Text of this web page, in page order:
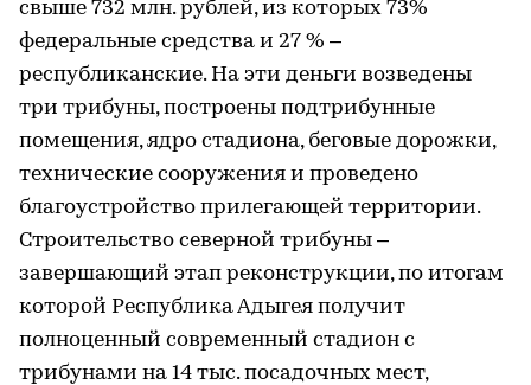
свыше 732 млн. рублей, из которых 73%
федеральные средства и 27 % –
республиканские. На эти деньги возведены
три трибуны, построены подтрибунные
помещения, ядро стадиона, беговые дорожки,
технические сооружения и проведено
благоустройство прилегающей территории.
Строительство северной трибуны –
завершающий этап реконструкции, по итогам
которой Республика Адыгея получит
полноценный современный стадион с
трибунами на 14 тыс. посадочных мест,